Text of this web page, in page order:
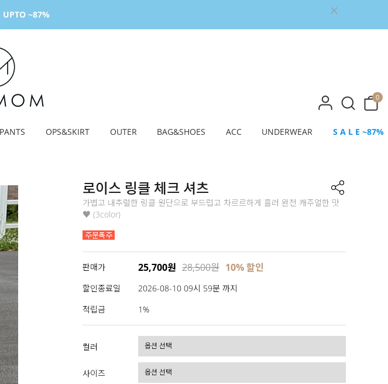
UPTO ~87%
0
PANTS OPS&SKIRT OUTER BAG&SHOES ACC UNDERWEAR S A L E ~87%
로이스 링클 체크 셔츠
가볍고 내추럴한 링클 원단으로 부드럽고 차르르하게 흘러 완전 캐주얼한 맛
♥ (3color)
판매가 25,700원 28,500원 10% 할인
할인종료일
2026-08-10 09시 59분 까지
적립금
1%
컬러
사이즈